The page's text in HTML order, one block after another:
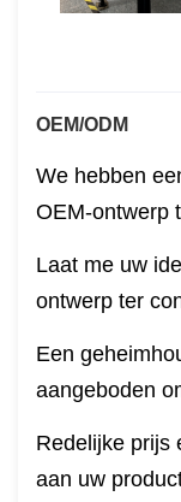
OEM/ODM
We hebben
OEM-ontwerp
Laat me uw
ontwerp ter
Een
aangeboden
Redelijke prijs
aan uw